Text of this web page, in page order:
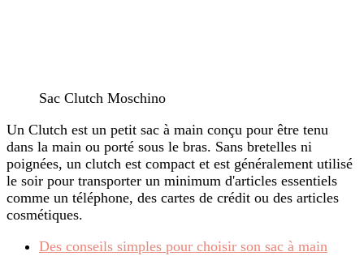
Sac Clutch Moschino
Un Clutch est un petit sac à main conçu pour être tenu
dans la main ou porté sous le bras. Sans bretelles ni
poignées, un clutch est compact et est généralement utilisé
le soir pour transporter un minimum d'articles essentiels
comme un téléphone, des cartes de crédit ou des articles
cosmétiques.
Des conseils simples pour choisir son sac à main